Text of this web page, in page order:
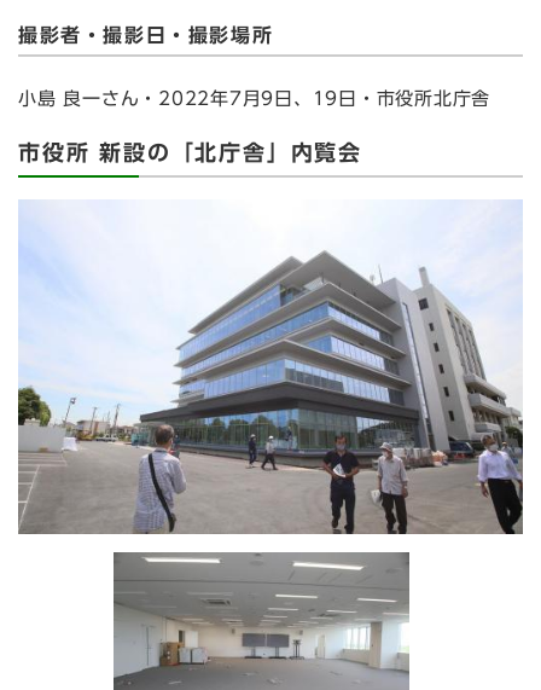
撮影者・撮影日・撮影場所
小島 良一さん・2022年7月9日、19日・市役所北庁舎
市役所 新設の「北庁舎」内覧会